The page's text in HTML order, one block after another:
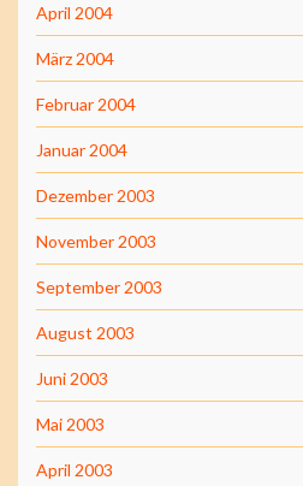
April 2004
März 2004
Februar 2004
Januar 2004
Dezember 2003
November 2003
September 2003
August 2003
Juni 2003
Mai 2003
April 2003